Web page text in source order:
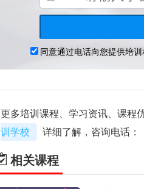
更多培训课程、学习资讯、课程
训学校
详细了解，咨询电话：
相关课程